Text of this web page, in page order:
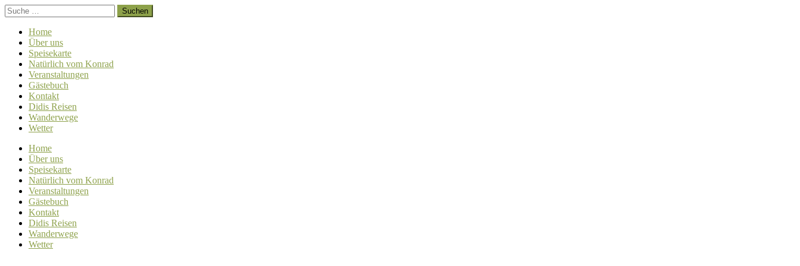
Home
Über uns
Speisekarte
Natürlich vom Konrad
Veranstaltungen
Gästebuch
Kontakt
Didis Reisen
Wanderwege
Wetter
Home
Über uns
Speisekarte
Natürlich vom Konrad
Veranstaltungen
Gästebuch
Kontakt
Didis Reisen
Wanderwege
Wetter